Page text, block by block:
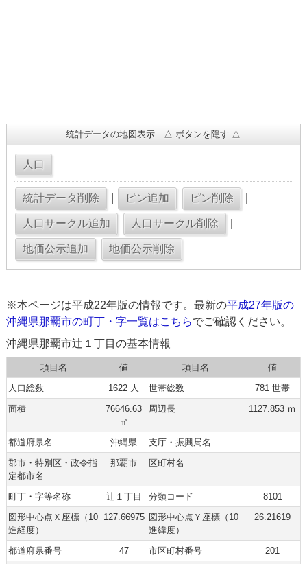
統計データの地図表示 △ ボタンを隠す △
※本ページは平成22年版の情報です。最新の平成27年版の
沖縄県那覇市の町丁・字一覧はこちらでご確認ください。
沖縄県那覇市辻１丁目の基本情報
項目名 値 項目名
値
人口総数
1622 人 世帯総数
781 世帯
面積
76646.63
㎡
周辺長 1127.853 ｍ
都道府県名 沖縄県
支庁・振興局名
郡市・特別区・政令指
定都市名
那覇市 区町村名
町丁・字等名称 辻１丁目 分類コード
8101
図形中心点Ｘ座標（10
進経度）
127.66975 図形中心点Ｙ座標（10
進緯度）
26.21619
都道府県番号 47 市区町村番号 201